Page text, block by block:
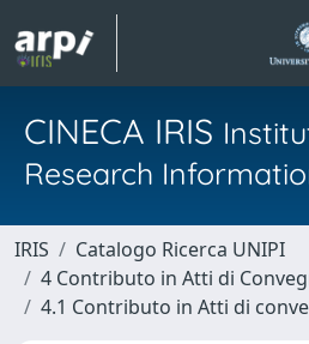
CINECA IRIS
Research
IRIS
Catalogo Ricerca UNIPI
4 Contributo in Atti di
4.1 Contributo in Atti di